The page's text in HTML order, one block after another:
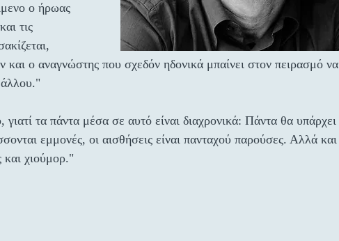
ο ήρωας
τις
και ο αναγνώστης που σχεδόν ηδονικά μπαίνει στον πειρασμό να
τα πάντα μέσα σε αυτό είναι διαχρονικά: Πάντα θα υπάρχει
εμμονές, οι αισθήσεις είναι πανταχού παρούσες. Αλλά και
χιούμορ."